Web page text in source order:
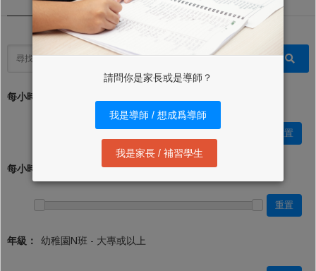
請問你是家長或是導師？
我是導師 / 想成爲導師
我是家長 / 補習學生
每小時學費 (最低)：*
重置
每小時學費 (最高)：
重置
年級：